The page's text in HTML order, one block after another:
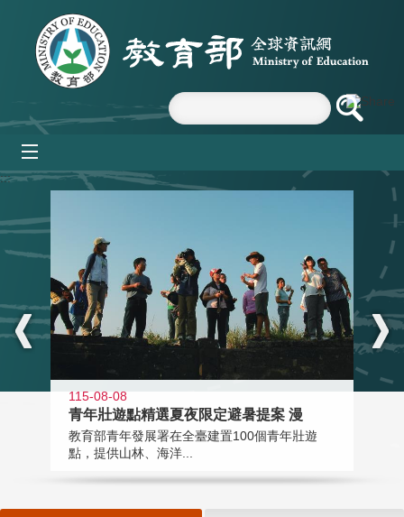
跳到主要內容區塊
:::
115-08-08
青年壯遊點精選夏夜限定避暑提案 漫
教育部青年發展署在全臺建置100個青年壯遊
點，提供山林、海洋...